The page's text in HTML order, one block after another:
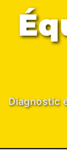
Diagnostic